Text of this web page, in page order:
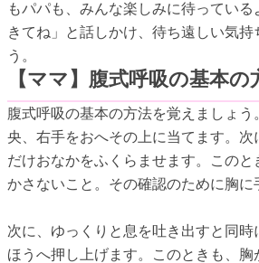
もパパも、みんな楽しみに待ってい
きてね」と話しかけ、待ち遠しい気持
う。
【ママ】腹式呼吸の基本の
腹式呼吸の基本の方法を覚えましょう
央、右手をおへその上に当てます。
だけおなかをふくらませます。この
かさないこと。その確認のために胸に
次に、ゆっくりと息を吐き出すと同
ほうへ押し上げます。このときも、